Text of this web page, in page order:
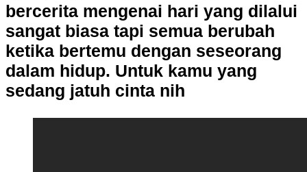
bercerita mengenai hari yang dilalui
sangat biasa tapi semua berubah
ketika bertemu dengan seseorang
dalam hidup. Untuk kamu yang
sedang jatuh cinta nih